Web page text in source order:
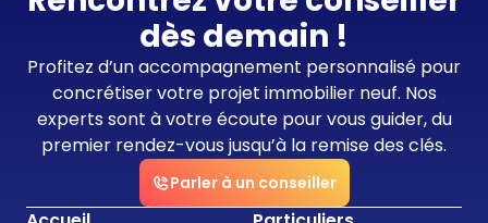
dès demain !
Profitez d’un accompagnement personnalisé pour
concrétiser votre projet immobilier neuf. Nos
experts sont à votre écoute pour vous guider, du
premier rendez-vous jusqu’à la remise des clés.
Parler à un conseiller